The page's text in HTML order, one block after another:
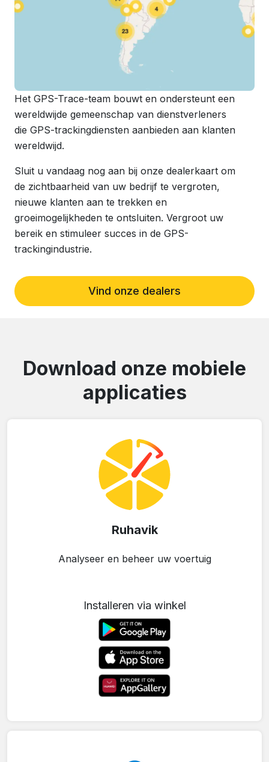
Het GPS-Trace-team bouwt en ondersteunt een
wereldwijde gemeenschap van dienstverleners
die GPS-trackingdiensten aanbieden aan klanten
wereldwijd.
Sluit u vandaag nog aan bij onze dealerkaart om
de zichtbaarheid van uw bedrijf te vergroten,
nieuwe klanten aan te trekken en
groeimogelijkheden te ontsluiten. Vergroot uw
bereik en stimuleer succes in de GPS-
trackingindustrie.
Vind onze dealers
Download onze mobiele
applicaties
Ruhavik
Analyseer en beheer uw voertuig
Installeren via winkel